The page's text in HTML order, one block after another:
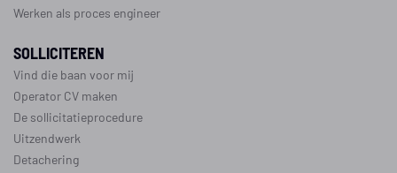
Werken als proces engineer
SOLLICITEREN
Vind die baan voor mij
Operator CV maken
De sollicitatieprocedure
Uitzendwerk
Detachering